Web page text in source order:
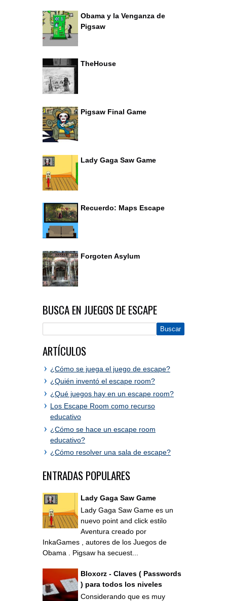
Obama y la Venganza de
Pigsaw
TheHouse
Pigsaw Final Game
Lady Gaga Saw Game
Recuerdo: Maps Escape
Forgoten Asylum
BUSCA EN JUEGOS DE ESCAPE
ARTÍCULOS
¿Cómo se juega el juego de escape?
¿Quién inventó el escape room?
¿Qué juegos hay en un escape room?
Los Escape Room como recurso
educativo
¿Cómo se hace un escape room
educativo?
¿Cómo resolver una sala de escape?
ENTRADAS POPULARES
Lady Gaga Saw Game
Lady Gaga Saw Game es un
nuevo point and click estilo
Aventura creado por
InkaGames , autores de los Juegos de
Obama . Pigsaw ha secuest...
Bloxorz - Claves ( Passwords
) para todos los niveles
Considerando que es muy